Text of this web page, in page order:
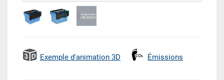
Exemple d'animation 3D Émissions